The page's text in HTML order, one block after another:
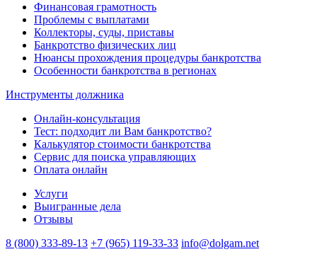
Финансовая грамотность
Проблемы с выплатами
Коллекторы, суды, приставы
Банкротство физических лиц
Нюансы прохождения процедуры банкротства
Особенности банкротства в регионах
Инструменты должника
Онлайн-консультация
Тест: подходит ли Вам банкротство?
Калькулятор стоимости банкротства
Сервис для поиска управляющих
Оплата онлайн
Услуги
Выигранные дела
Отзывы
8 (800) 333-89-13 +7 (965) 119-33-33 info@dolgam.net